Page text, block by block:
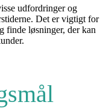
udfordringer og
Det er vigtigt for
finde løsninger, der kan